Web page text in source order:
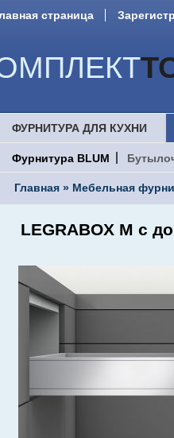
страница
ФУРНИТУРА ДЛЯ КУХНИ
Фурнитура BLUM
Главная » Мебельная
LEGRABOX M с